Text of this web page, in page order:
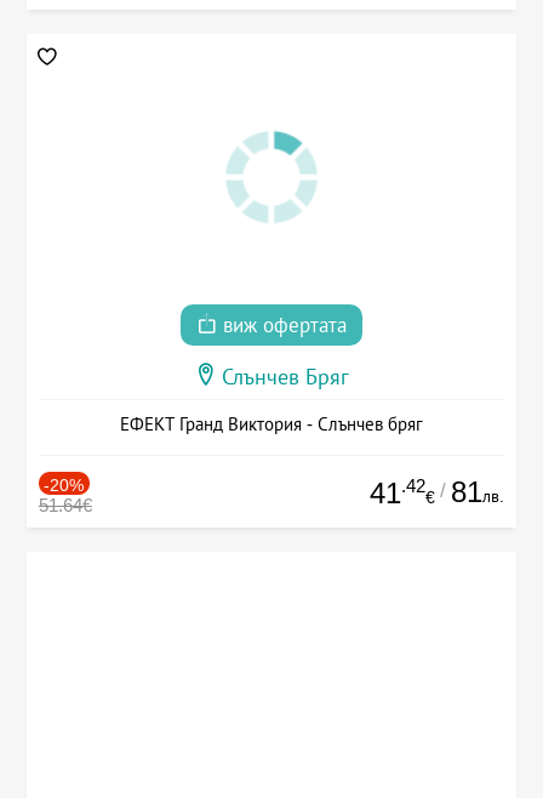
виж офертата
Слънчев Бряг
ЕФЕКТ Гранд Виктория - Слънчев бряг
-20%
51.64€ 41.42
€ / 81лв.